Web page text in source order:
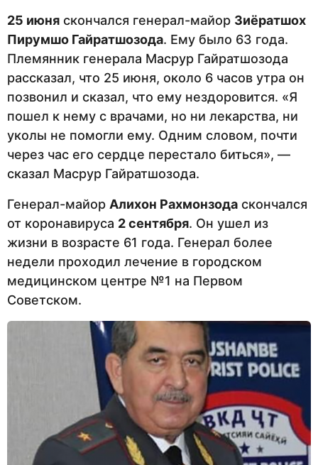
25 июня скончался генерал-майор Зиёратшох
Пирумшо Гайратшозода. Ему было 63 года.
Племянник генерала Масрур Гайратшозода
рассказал, что 25 июня, около 6 часов утра он
позвонил и сказал, что ему нездоровится. «Я
пошел к нему с врачами, но ни лекарства, ни
уколы не помогли ему. Одним словом, почти
через час его сердце перестало биться», —
сказал Масрур Гайратшозода.
Генерал-майор Алихон Рахмонзода скончался
от коронавируса 2 сентября. Он ушел из
жизни в возрасте 61 года. Генерал более
недели проходил лечение в городском
медицинском центре №1 на Первом
Советском.